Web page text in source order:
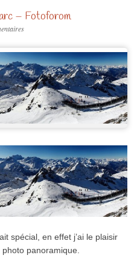
– Foto­fo­rom
spécial, en effet j’ai le plaisir
panoramique.